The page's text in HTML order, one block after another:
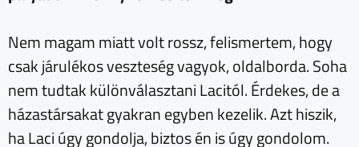
Nem magam miatt volt rossz, felismertem, hogy
csak járulékos veszteség vagyok, oldalborda. Soha
nem tudtak különválasztani Lacitól. Érdekes, de a
házastársakat gyakran egyben kezelik. Azt hiszik,
ha Laci úgy gondolja, biztos én is úgy gondolom.